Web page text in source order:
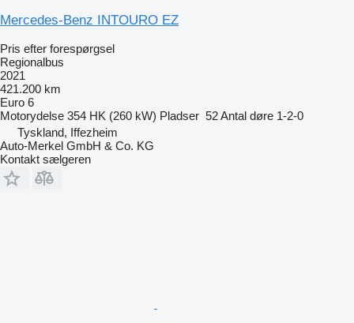
Mercedes-Benz INTOURO EZ
Pris efter forespørgsel
Regionalbus
2021
421.200 km
Euro 6
Motorydelse 354 HK (260 kW) Pladser 52Antal døre 1-2-0
Tyskland, Iffezheim
Auto-Merkel GmbH & Co. KG
Kontakt sælgeren